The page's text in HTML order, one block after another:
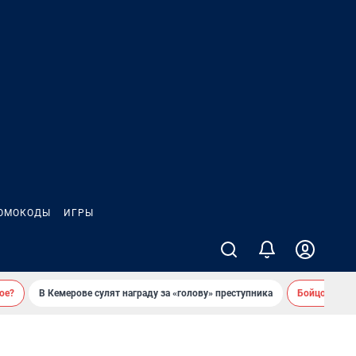
ИГРЫ
В Кемерове сулят награду за «голову» преступника Бойцовский